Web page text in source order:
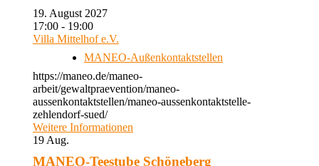
19. August 2027
17:00 - 19:00
Villa Mittelhof e.V.
MANEO-Außenkontaktstellen
https://maneo.de/maneo-
arbeit/gewaltpraevention/maneo-
aussenkontaktstellen/maneo-aussenkontaktstelle-
zehlendorf-sued/
Weitere Informationen
19 Aug.
MANEO-Teestube Schöneberg